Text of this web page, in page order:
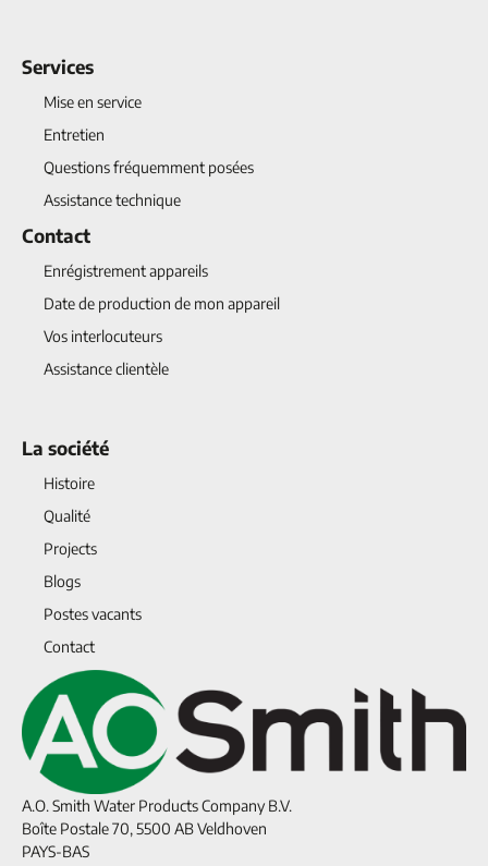
Services
Mise en service
Entretien
Questions fréquemment posées
Assistance technique
Contact
Enrégistrement appareils
Date de production de mon appareil
Vos interlocuteurs
Assistance clientèle
La société
Histoire
Qualité
Projects
Blogs
Postes vacants
Contact
A.O. Smith Water Products Company B.V.
Boîte Postale 70, 5500 AB Veldhoven
PAYS-BAS